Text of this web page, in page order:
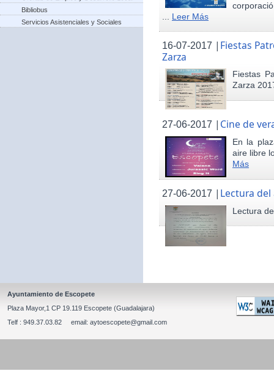
Bibliobus
Servicios Asistenciales y Sociales
Leer Más
16-07-2017 | Fiestas
Zarza
Fiestas
Zarza
27-06-2017 | Cine de
En la
aire libre
Más
27-06-2017 | Lectura del
Lectura
Ayuntamiento de Escopete
Plaza Mayor,1 CP 19.119 Escopete (Guadalajara)
Telf : 949.37.03.82 email: aytoescopete@gmail.com